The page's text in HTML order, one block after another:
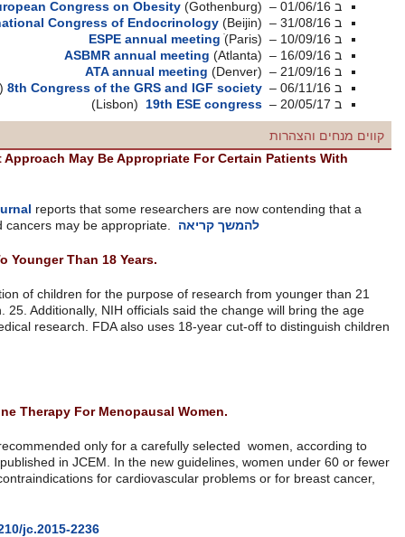
European Congress on
International Congress of
ESPE
ASBMR annual
ATA annual
8th Congress of the(תל אביב)
Some Researchers Say Watch-And-Wait Approach May Be
In a 1,200-word article, theWall Street Journalreports that some
watch-and-wait approach to certain thyroid cancers may be
NIH To Change Definition Of Children To Younger Than 18 Years.
The NIHannounced it will change its definition of children for the
years of age to younger than 18, as of Jan. 25. Additionally, NIH
cutoff in line with the age of consent for medical research. FDA also
Endocrine Society Guidance On Hormone Therapy For
Menopausal hormonal therapy should be recommended only for a
newguidelinesby the Endocrine Society published in JCEM.In the
than 10 years since menopause with any contraindications for
http://press.endocrine.org/doi/pdf/10.1210/jc.2015-2236